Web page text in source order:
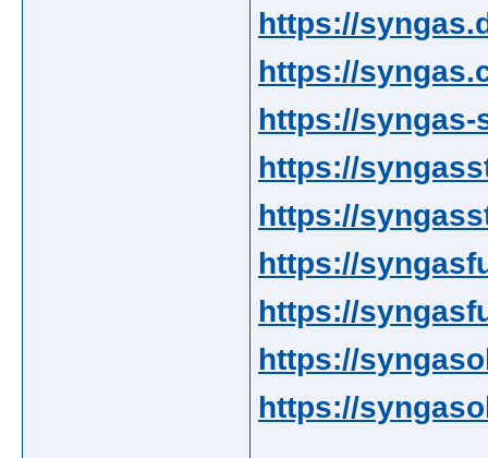
https://
https://
https://syngas-
https://
https://
https://
https://
https://
https://